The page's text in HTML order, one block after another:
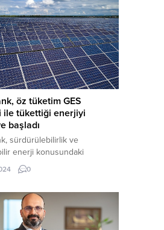
katkı sağlamak amacıyla
projeye imza attık.
öz tüketim GES
ile tükettiği enerjiyi
başladı
sürdürülebilirlik ve
enerji konusundaki
kendi tükettiği
üretme anlayışını esas alan
hayata geçirerek
sektöründe bir ilki
0